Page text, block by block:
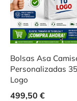
Bolsas Asa
Personalizadas
Logo
499,50 €